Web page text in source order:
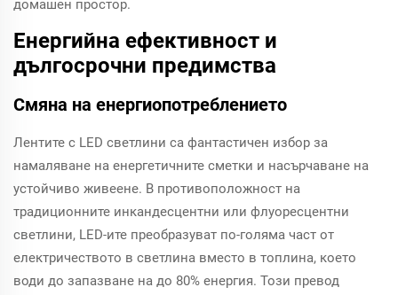
домашен простор.
Енергийна ефективност и
дългосрочни предимства
Смяна на енергиопотреблението
Лентите с LED светлини са фантастичен избор за
намаляване на енергетичните сметки и насърчаване на
устойчиво живеене. В противоположност на
традиционните инкандесцентни или флуоресцентни
светлини, LED-ите преобразуват по-голяма част от
електричеството в светлина вместо в топлина, което
води до запазване на до 80% енергия. Този превод